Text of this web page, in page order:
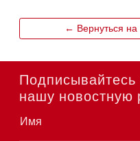
← Вернуться
Подписывайтесь
нашу новостную
Имя